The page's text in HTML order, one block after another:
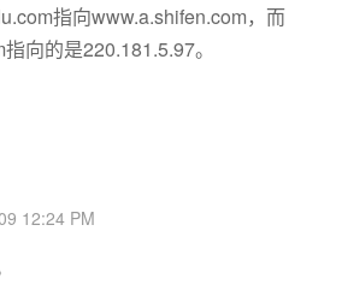
指向www.a.shifen.com，而
向的是220.181.5.97。
12:24 PM